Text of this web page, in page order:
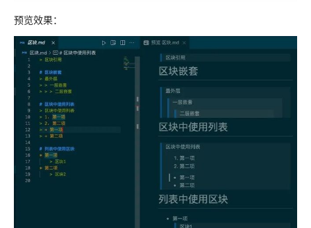
预览效果：